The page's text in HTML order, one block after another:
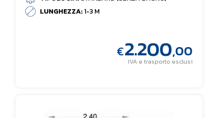
LUNGHEZZA:1-3 M
€2.200,00
IVA e trasporto esclusi